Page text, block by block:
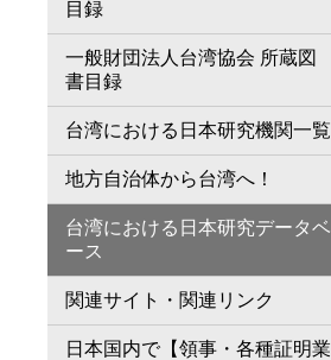
目録
一般財団法人台湾協会 所蔵図
書目録
台湾における日本研究機関一覧
地方自治体から台湾へ！
台湾における日本研究データベ
ース
関連サイト・関連リンク
日本国内で【領事・各種証明業